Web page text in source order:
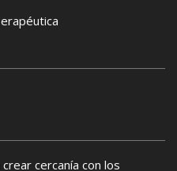
cercanía con los